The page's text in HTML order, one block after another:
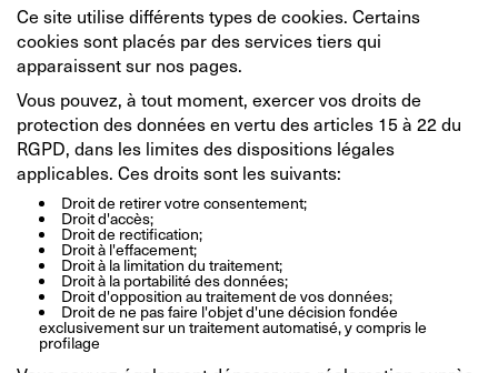
Ce site utilise différents types de cookies. Certains
cookies sont placés par des services tiers qui
apparaissent sur nos pages.
Vous pouvez, à tout moment, exercer vos droits de
protection des données en vertu des articles 15 à 22 du
RGPD, dans les limites des dispositions légales
applicables. Ces droits sont les suivants:
Droit de retirer votre consentement;
Droit d'accès;
Droit de rectification;
Droit à l'effacement;
Droit à la limitation du traitement;
Droit à la portabilité des données;
Droit d'opposition au traitement de vos données;
Droit de ne pas faire l'objet d'une décision fondée
exclusivement sur un traitement automatisé, y compris le
profilage